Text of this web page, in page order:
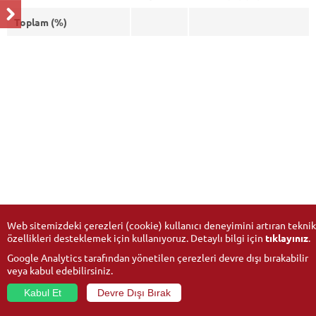
Toplam (%)
Web sitemizdeki çerezleri (cookie) kullanıcı deneyimini artıran teknik
özellikleri desteklemek için kullanıyoruz. Detaylı bilgi için tıklayınız.
Google Analytics tarafından yönetilen çerezleri devre dışı bırakabilir
veya kabul edebilirsiniz.
Kabul Et
Devre Dışı Bırak
© 2026Anadolu Üniversitesi- Tüm hakları saklıdır.